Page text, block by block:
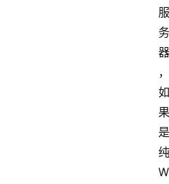
服
务
器
，
如
果
是
纯
W